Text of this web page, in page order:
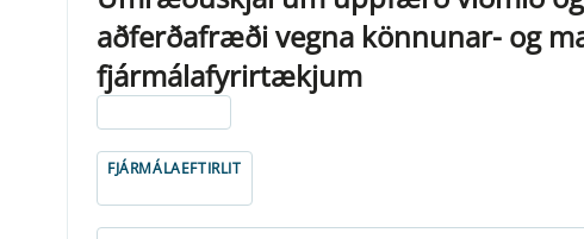
aðferðafræði vegna könnunar- og
fjármálafyrirtækjum
FJÁRMÁLAEFTIRLIT